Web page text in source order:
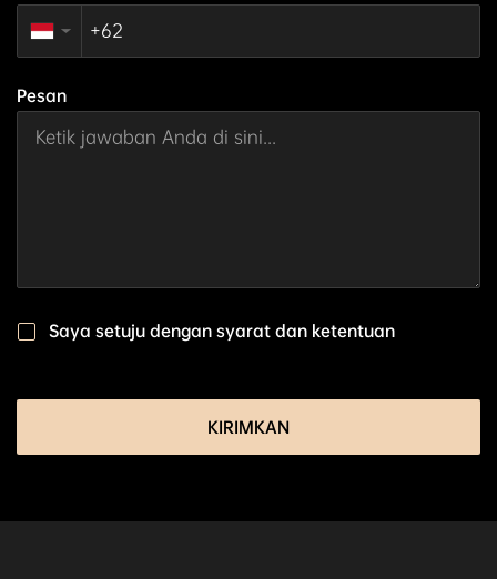
▼
Pesan
Saya setuju dengan syarat dan ketentuan
KIRIMKAN